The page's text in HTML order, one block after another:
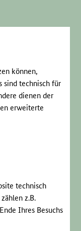
können,
sind technisch für
dienen der
erweiterte
technisch
z.B.
Ihres Besuchs